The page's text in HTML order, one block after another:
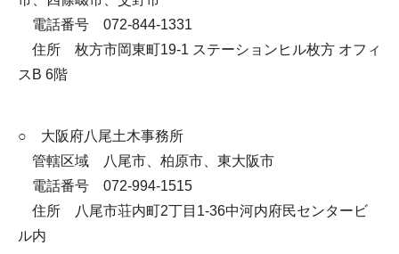
電話番号 072-844-1331
住所 枚方市岡東町19-1 ステーションヒル枚方 オフィ
スB 6階
○ 大阪府八尾土木事務所
管轄区域 八尾市、柏原市、東大阪市
電話番号 072-994-1515
住所 八尾市荘内町2丁目1-36中河内府民センタービ
ル内